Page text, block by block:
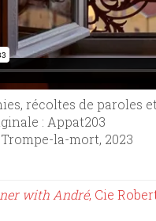
récoltes de paroles
: Appat203
la-mort, 2023
with André, Cie